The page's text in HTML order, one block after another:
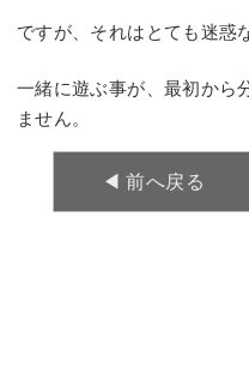
ですが、それはとても迷惑
一緒に遊ぶ事が、最初から
ません。
◀︎ 前へ戻る